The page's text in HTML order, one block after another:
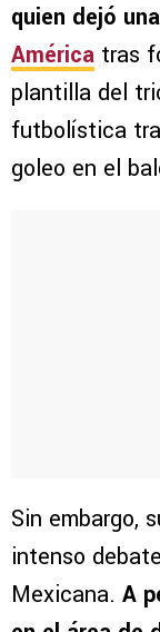
quien dejó
América tras
plantilla del
futbolística
goleo en el
Sin embargo,
intenso
Mexicana. A